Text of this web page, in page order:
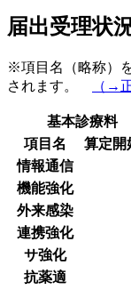
届出受理状
※項目名（略称）
されます。
（→
基本診療料
項目名
算定開
情報通信
機能強化
外来感染
連携強化
サ強化
抗薬適